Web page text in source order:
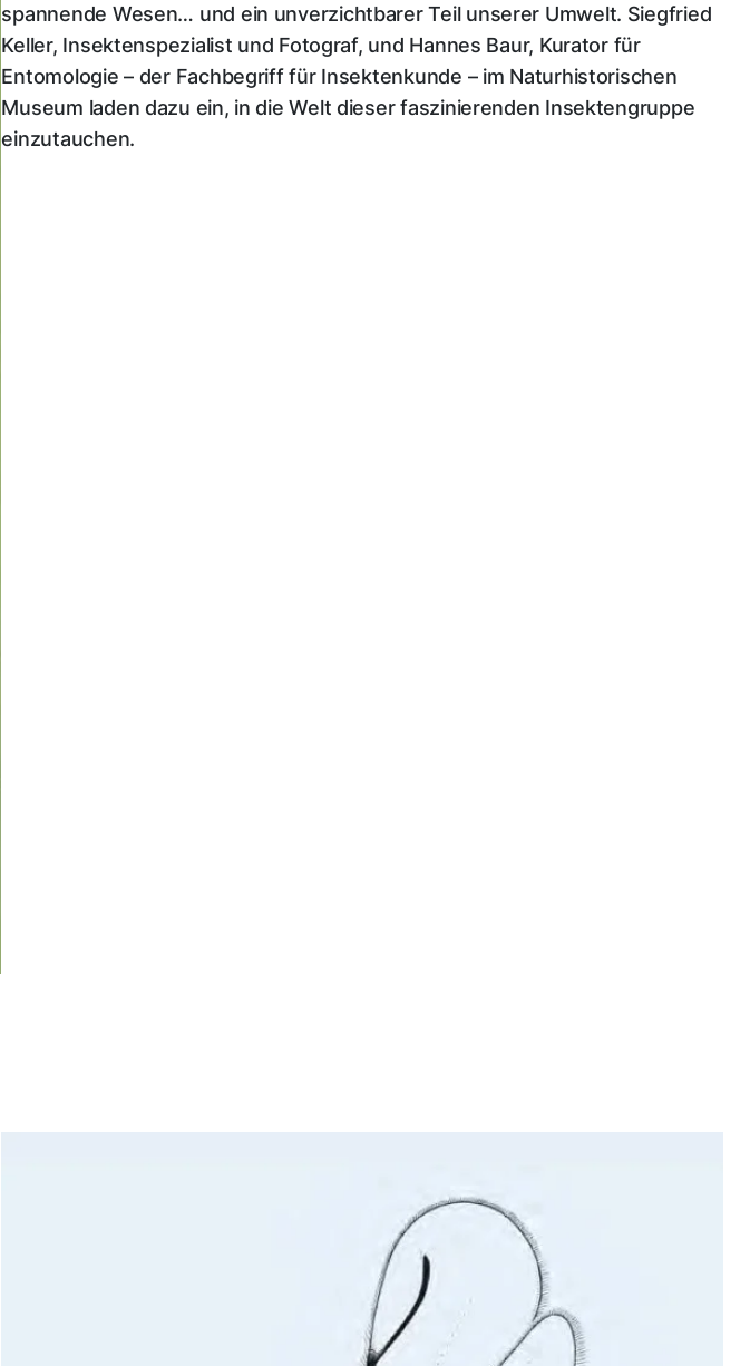
spannende Wesen… und ein unverzichtbarer Teil unserer Umwelt. Siegfried
Keller, Insektenspezialist und Fotograf, und Hannes Baur, Kurator für
Entomologie – der Fachbegriff für Insektenkunde – im Naturhistorischen
Museum laden dazu ein, in die Welt dieser faszinierenden Insektengruppe
einzutauchen.